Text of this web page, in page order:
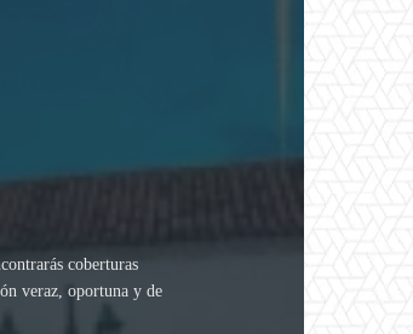
coberturas
veraz, oportuna y de